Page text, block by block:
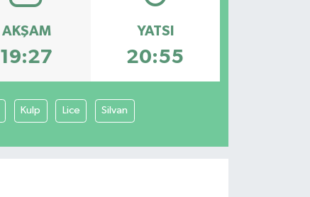
AKŞAM
19:27
YATSI
20:55
Kulp Lice Silvan